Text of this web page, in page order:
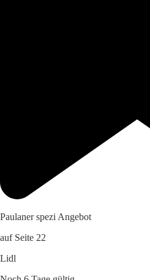
Paulaner spezi Angebot
auf Seite 22
Lidl